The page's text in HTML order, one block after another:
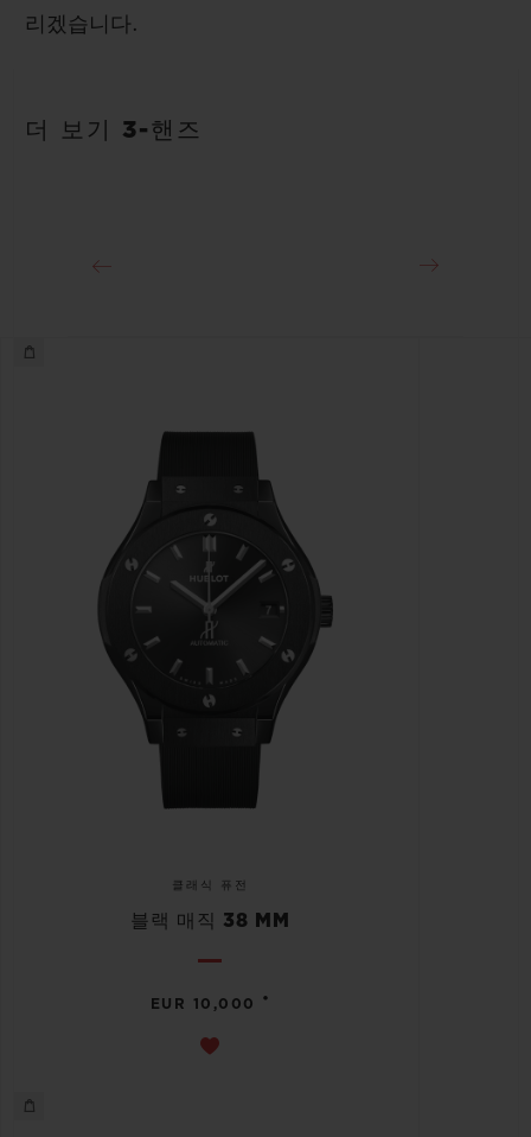
리겠습니다.
더 보기 3-핸즈
클래식 퓨전
블랙 매직 38 MM
EUR 10,000 •